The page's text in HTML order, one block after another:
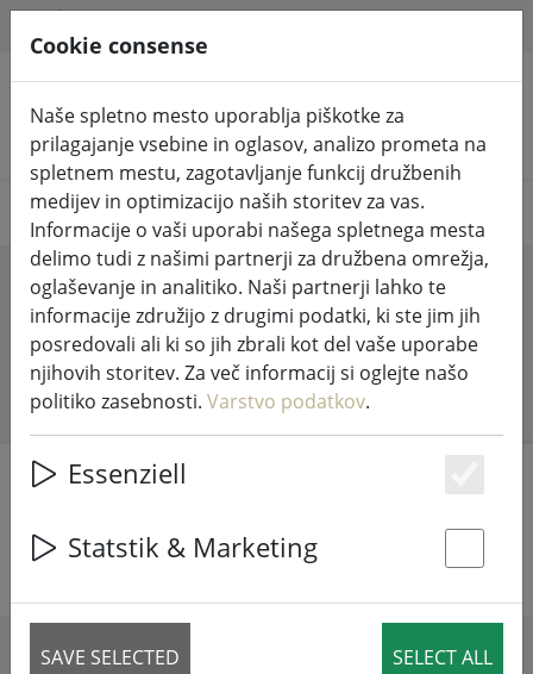
Iskanje izdelkov
Your favorits
Wishlist
No Items
Cookie consense
Naše spletno mesto uporablja piškotke za
prilagajanje vsebine in oglasov, analizo prometa na
spletnem mestu, zagotavljanje funkcij družbenih
medijev in optimizacijo naših storitev za vas.
Informacije o vaši uporabi našega spletnega mesta
delimo tudi z našimi partnerji za družbena omrežja,
oglaševanje in analitiko. Naši partnerji lahko te
informacije združijo z drugimi podatki, ki ste jim jih
posredovali ali ki so jih zbrali kot del vaše uporabe
njihovih storitev. Za več informacij si oglejte našo
politiko zasebnosti. Varstvo podatkov.
Essenziell
Statstik & Marketing
SAVE SELECTED SELECT ALL